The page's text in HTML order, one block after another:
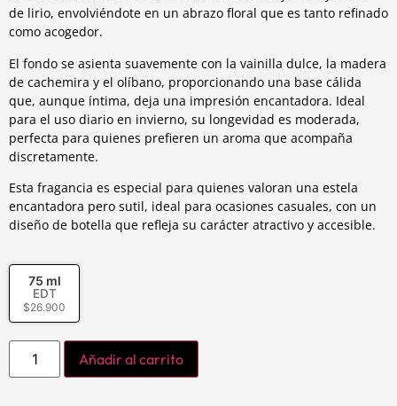
de lirio, envolviéndote en un abrazo floral que es tanto refinado
como acogedor.
El fondo se asienta suavemente con la vainilla dulce, la madera
de cachemira y el olíbano, proporcionando una base cálida
que, aunque íntima, deja una impresión encantadora. Ideal
para el uso diario en invierno, su longevidad es moderada,
perfecta para quienes prefieren un aroma que acompaña
discretamente.
Esta fragancia es especial para quienes valoran una estela
encantadora pero sutil, ideal para ocasiones casuales, con un
diseño de botella que refleja su carácter atractivo y accesible.
75 ml
EDT
$26.900
Añadir al carrito